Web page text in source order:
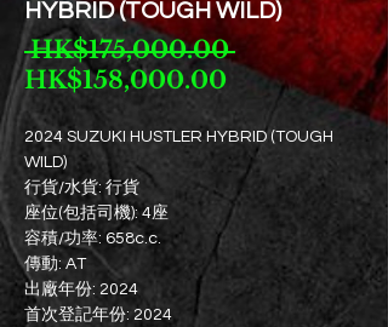
HYBRID (TOUGH WILD)
HK$175,000.00 一
般
格
HK$158,000.00促
價
格
2024 SUZUKI HUSTLER HYBRID (TOUGH
WILD)
行貨/水貨: 行貨
座位(包括司機): 4座
容積/功率: 658c.c.
傳動: AT
出廠年份: 2024
首次登記年份: 2024